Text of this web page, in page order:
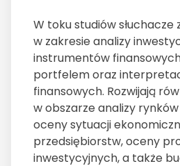
W toku studiów słuchacze
w zakresie analizy
instrumentów
portfelem oraz
finansowych. Rozwijają
w obszarze analizy
oceny sytuacji
przedsiębiorstw, oceny
inwestycyjnych, a także